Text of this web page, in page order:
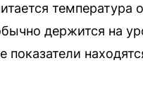
температура
держится на